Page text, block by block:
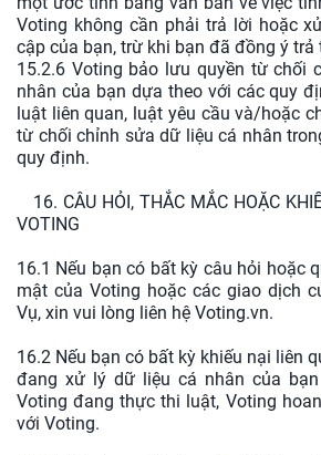
Voting không cần phải trả lời hoặc
cập của bạn, trừ khi bạn đã đồng ý trả
15.2.6 Voting bảo lưu quyền từ chối
nhân của bạn dựa theo với các quy
luật liên quan, luật yêu cầu và/hoặc
từ chối chỉnh sửa dữ liệu cá nhân
quy định.
16. CÂU HỎI, THẮC MẮC HOẶC
VOTING
16.1 Nếu bạn có bất kỳ câu hỏi hoặc
mật của Voting hoặc các giao dịch
Vụ, xin vui lòng liên hệ Voting.vn.
16.2 Nếu bạn có bất kỳ khiếu nại liên
đang xử lý dữ liệu cá nhân của
Voting đang thực thi luật, Voting
với Voting.